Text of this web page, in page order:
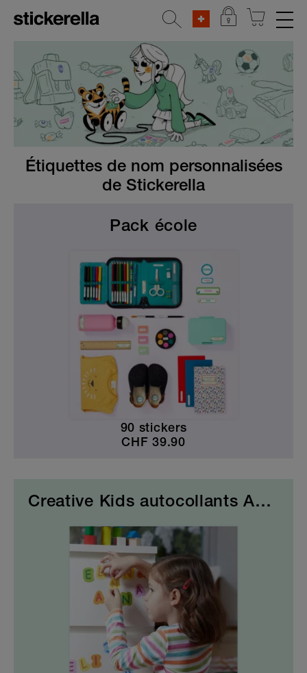
AUTOCOLLANTS RÉFLÉCHISSANTS
SETS D'AUTOCOLLANTS
POUR VÊTEMENTS
ÉTIQUETTES POUR OBJETS
MATERNELLE & ÉCOLE
Étiquettes de nom personnalisées
de Stickerella
Pack école
90 stickers
CHF 39.90
Creative Kids autocollants ABC